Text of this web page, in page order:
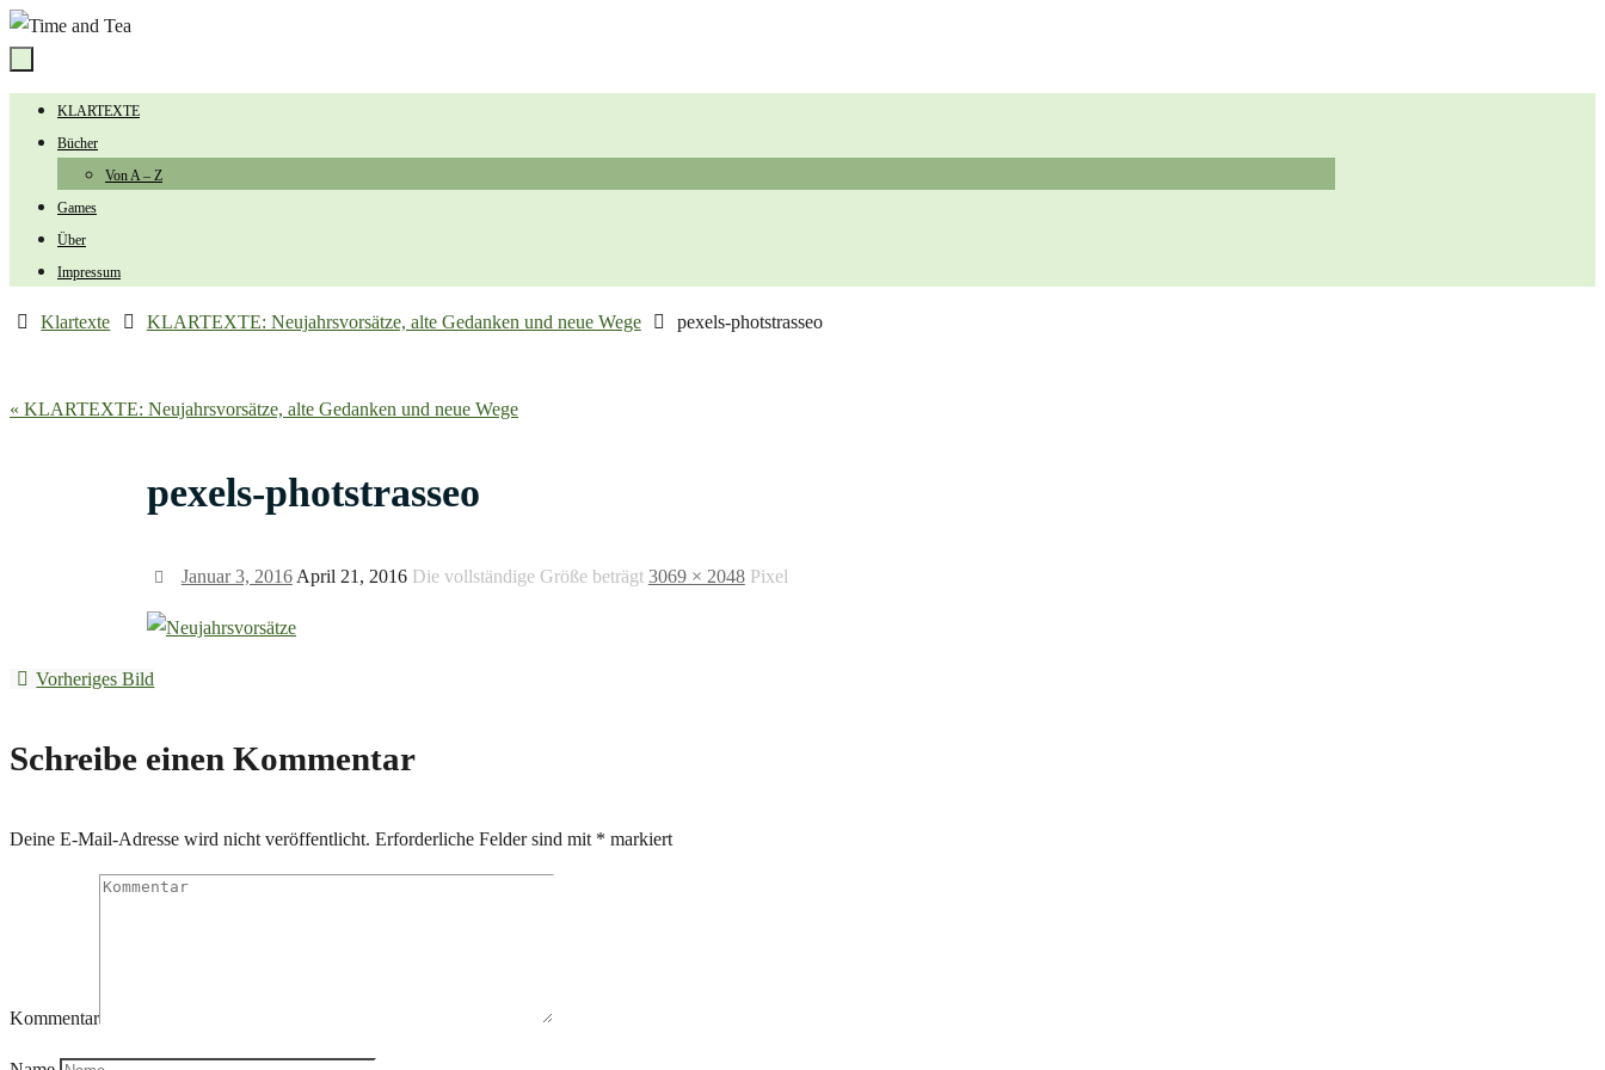
Zum
springen
Zum
Inhalt
KLARTEXTE
Bücher
Von A – Z
Games
Über
Impressum
StartKlartexte KLARTEXTE: Neujahrsvorsätze, alte Gedanken und neue Wege pexels-photstrasseo
« KLARTEXTE: Neujahrsvorsätze, alte Gedanken und neue Wege
pexels-photstrasseo
Januar 3, 2016April 21, 2016 Die vollständige Größe beträgt 3069 × 2048Pixel
Vorheriges Bild
Schreibe einen Kommentar
Deine E-Mail-Adresse wird nicht veröffentlicht. Erforderliche Felder sind mit * markiert
Kommentar